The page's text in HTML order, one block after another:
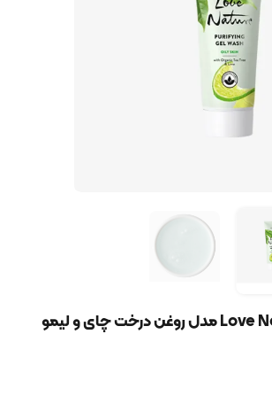
ژل شستشو Love Nature مدل روغن درخت چای و لیمو